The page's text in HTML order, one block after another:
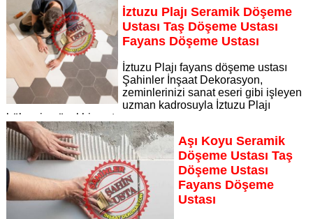
Sayfaya Git
İztuzu Plajı Seramik Döşeme
Ustası Taş Döşeme Ustası
Fayans Döşeme Ustası
İztuzu Plajı fayans döşeme ustası
Şahinler İnşaat Dekorasyon,
zeminlerinizi sanat eseri gibi işleyen
uzman kadrosuyla İztuzu Plajı
bölgesine özel hizmet sunuyor
Sayfaya Git
Aşı Koyu Seramik
Döşeme Ustası Taş
Döşeme Ustası
Fayans Döşeme
Ustası